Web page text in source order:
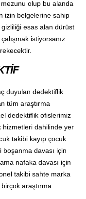
mezunu olup bu alanda
izin belgelerine sahip
esas alan dürüst
istiyorsanız
duyulan dedektiflik
tüm araştırma
dedektiflik ofislerimiz
hizmetleri dahilinde yer
takibi kayıp çocuk
davası için
nafaka davası için
takibi sahte marka
araştırma